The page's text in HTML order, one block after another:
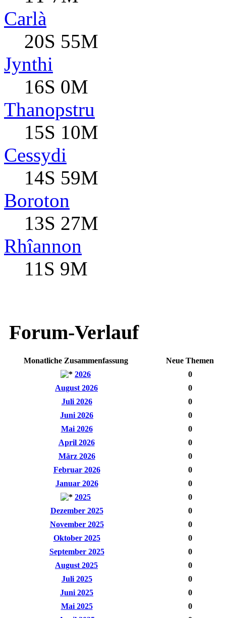
Carlà
20S 55M
Jynthi
16S 0M
Thanopstru
15S 10M
Cessydi
14S 59M
Boroton
13S 27M
Rhîannon
11S 9M
Forum-Verlauf
Monatliche Zusammenfassung
Neue Themen
2026
0
August 2026
0
Juli 2026
0
Juni 2026
0
Mai 2026
0
April 2026
0
März 2026
0
Februar 2026
0
Januar 2026
0
2025
0
Dezember 2025
0
November 2025
0
Oktober 2025
0
September 2025
0
August 2025
0
Juli 2025
0
Juni 2025
0
Mai 2025
0